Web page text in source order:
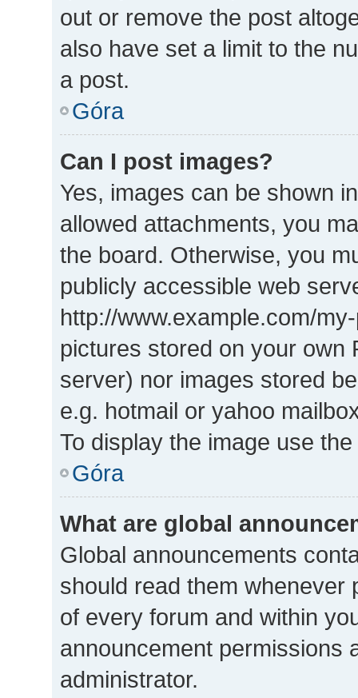
out or remove the post
also have set a limit to the
a post.
Góra
Can I post images?
Yes, images can be shown
allowed attachments, you
the board. Otherwise, you
publicly accessible web
http://www.example.com/
pictures stored on your own
server) nor images stored
e.g. hotmail or yahoo
To display the image use
Góra
What are global
Global announcements
should read them whenever
of every forum and within
announcement permissions
administrator.